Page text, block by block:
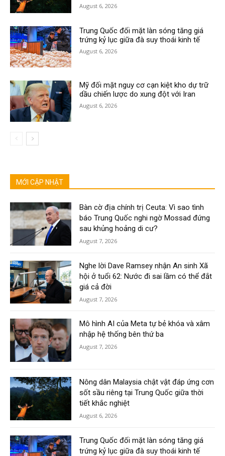
August 6, 2026
Trung Quốc đối mặt làn sóng tăng giá
trứng kỷ lục giữa đà suy thoái kinh tế
August 6, 2026
Mỹ đối mặt nguy cơ cạn kiệt kho dự trữ
dầu chiến lược do xung đột với Iran
August 6, 2026
MỚI CẬP NHẬT
Bàn cờ địa chính trị Ceuta: Vì sao tình
báo Trung Quốc nghi ngờ Mossad đứng
sau khủng hoảng di cư?
August 7, 2026
Nghe lời Dave Ramsey nhận An sinh Xã
hội ở tuổi 62: Nước đi sai lầm có thể đắt
giá cả đời
August 7, 2026
Mô hình AI của Meta tự bẻ khóa và xâm
nhập hệ thống bên thứ ba
August 7, 2026
Nông dân Malaysia chật vật đáp ứng cơn
sốt sầu riêng tại Trung Quốc giữa thời
tiết khắc nghiệt
August 6, 2026
Trung Quốc đối mặt làn sóng tăng giá
trứng kỷ lục giữa đà suy thoái kinh tế